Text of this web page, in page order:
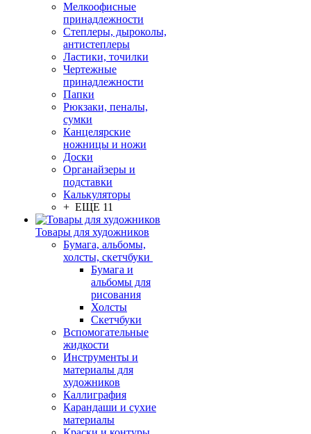
Мелкоофисные
принадлежности
Степлеры, дыроколы,
антистеплеры
Ластики, точилки
Чертежные
принадлежности
Папки
Рюкзаки, пеналы,
сумки
Канцелярские
ножницы и ножи
Доски
Органайзеры и
подставки
Калькуляторы
+ ЕЩЕ 11
Товары для художников
Бумага, альбомы,
холсты, скетчбуки
Бумага и
альбомы для
рисования
Холсты
Скетчбуки
Вспомогательные
жидкости
Инструменты и
материалы для
художников
Каллиграфия
Карандаши и сухие
материалы